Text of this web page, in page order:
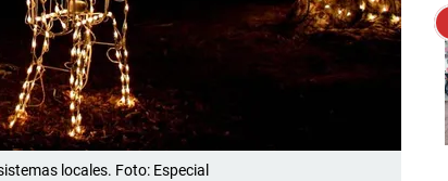
locales. Foto: Especial